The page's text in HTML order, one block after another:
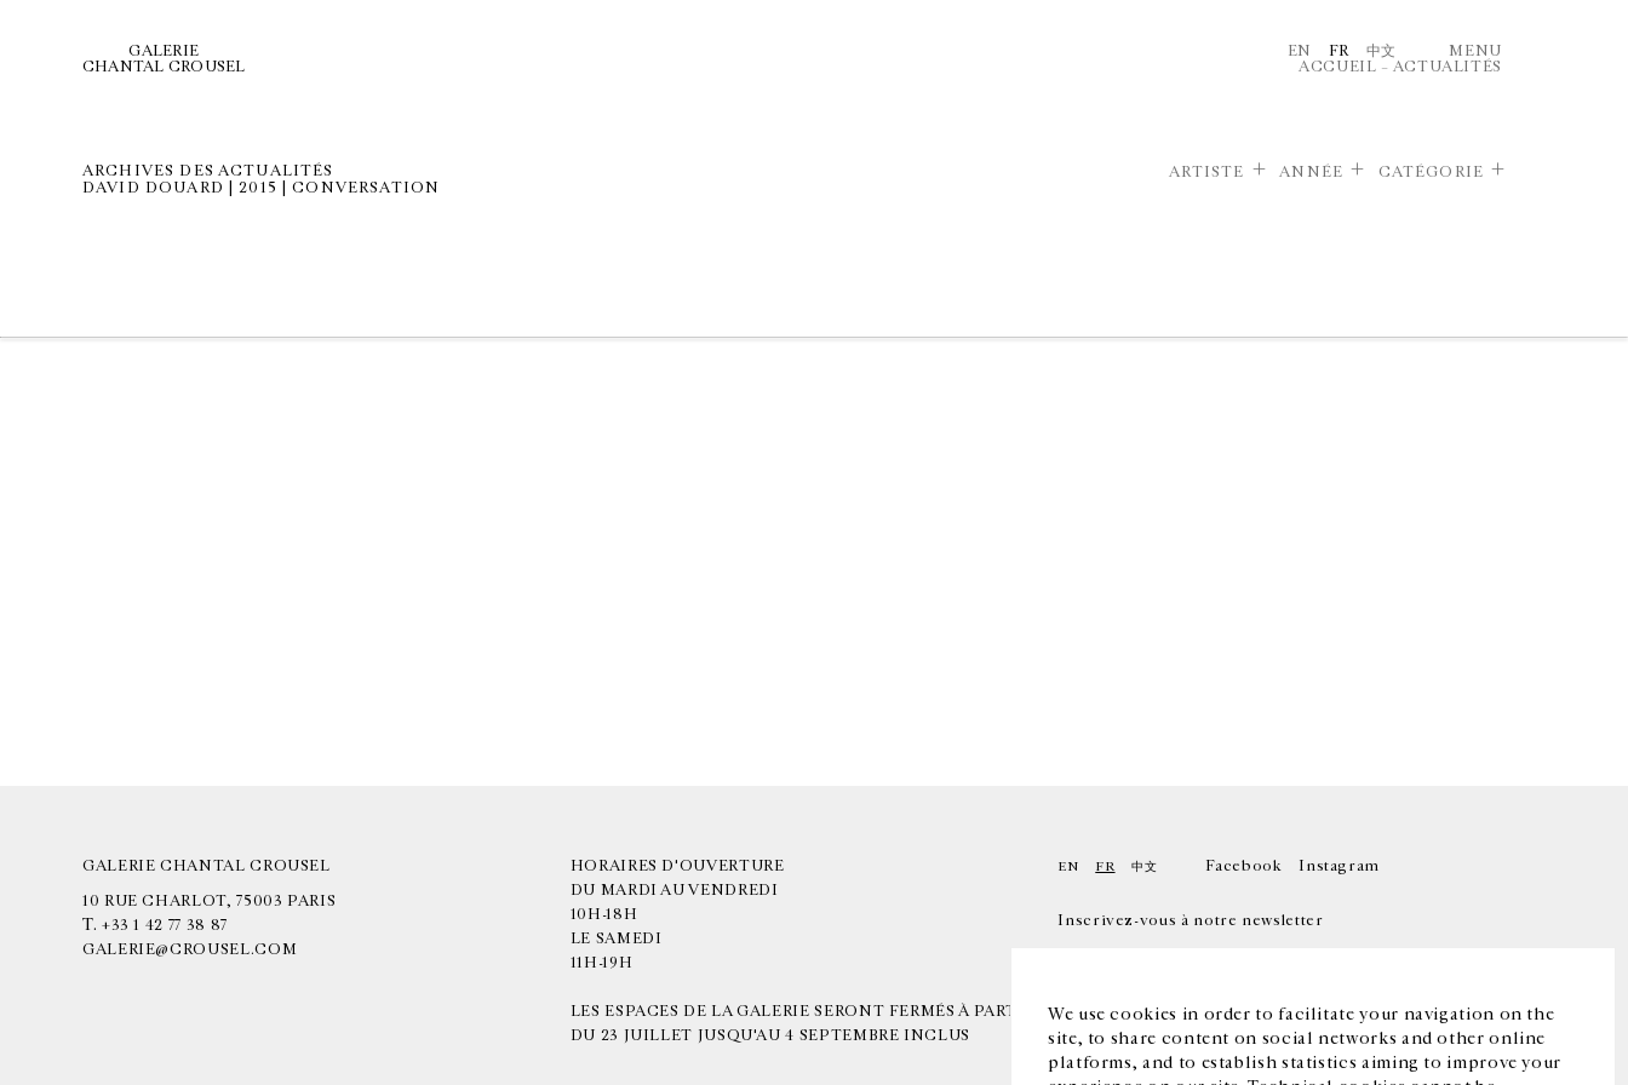
We use cookies in order to facilitate your navigation on the
site, to share content on social networks and other online
platforms, and to establish statistics aiming to improve your
GALERIE
CHANTAL CROUSEL
EN FR 中文
MENU
ACCUEIL – ACTUALITÉS
ARCHIVES DES ACTUALITÉS
DAVID DOUARD | 2015 | CONVERSATION
ARTISTE ANNÉE CATÉGORIE
GALERIE CHANTAL CROUSEL
10 RUE CHARLOT, 75003 PARIS
T. +33 1 42 77 38 87
GALERIE@CROUSEL.COM
HORAIRES D'OUVERTURE
DU MARDI AU VENDREDI
10H-18H
LE SAMEDI
11H-19H
LES ESPACES DE LA GALERIE SERONT FERMÉS À PARTIR
DU 23 JUILLET JUSQU'AU 4 SEPTEMBRE INCLUS
EN FR 中文 Facebook Instagram
Inscrivez-vous à notre newsletter